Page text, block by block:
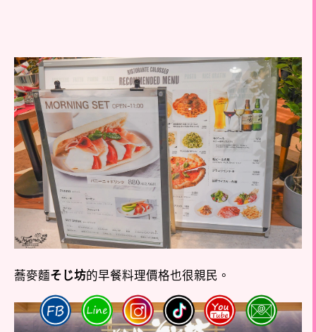
蕎麥麵そじ坊的早餐料理價格也很親民。